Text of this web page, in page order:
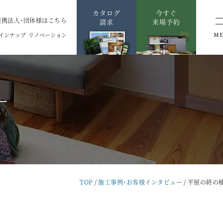
法人・団体様はこちら
ンナップ リノベーション
カタログ
請求
今すぐ
来場予約
TOP 施工事例・お客様インタビュー 平屋の終の